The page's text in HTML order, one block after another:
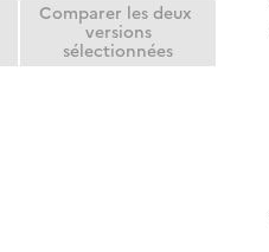
Comparer les deux
versions
sélectionnées